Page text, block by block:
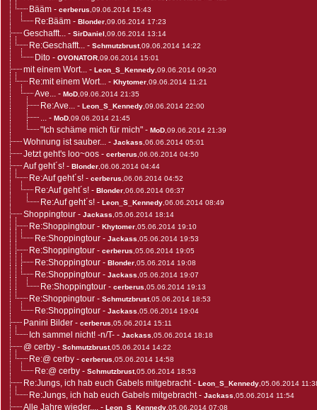
Bääm - cerberus ,09.06.2014 15:43
Re:Bääm - Blonder ,09.06.2014 17:23
Geschafft... - SirDaniel ,09.06.2014 13:14
Re:Geschafft... - Schmutzbrust,09.06.2014 14:22
Dito - OVONATOR ,09.06.2014 15:01
mit einem Wort... - Leon_S_Kennedy ,09.06.2014 09:20
Re:mit einem Wort... - Khytomer ,09.06.2014 11:21
Ave... - MoD ,09.06.2014 21:35
Re:Ave... - Leon_S_Kennedy ,09.06.2014 22:00
... - MoD ,09.06.2014 21:45
"Ich schäme mich für mich" - MoD ,09.06.2014 21:39
Wohnung ist sauber... - Jackass ,06.06.2014 05:01
Jetzt geht's loo~oos - cerberus ,06.06.2014 04:50
Auf geht´s! - Blonder ,06.06.2014 04:44
Re:Auf geht´s! - cerberus ,06.06.2014 04:52
Re:Auf geht´s! - Blonder ,06.06.2014 06:37
Re:Auf geht´s! - Leon_S_Kennedy ,06.06.2014 08:49
Shoppingtour - Jackass ,05.06.2014 18:14
Re:Shoppingtour - Khytomer ,05.06.2014 19:10
Re:Shoppingtour - Jackass ,05.06.2014 19:53
Re:Shoppingtour - cerberus ,05.06.2014 19:05
Re:Shoppingtour - Blonder ,05.06.2014 19:08
Re:Shoppingtour - Jackass ,05.06.2014 19:07
Re:Shoppingtour - cerberus ,05.06.2014 19:13
Re:Shoppingtour - Schmutzbrust,05.06.2014 18:53
Re:Shoppingtour - Jackass ,05.06.2014 19:04
Panini Bilder - cerberus ,05.06.2014 15:11
Ich sammel nicht! -n/T- - Jackass ,05.06.2014 18:18
@ cerby - Schmutzbrust,05.06.2014 14:22
Re:@ cerby - cerberus ,05.06.2014 14:58
Re:@ cerby - Schmutzbrust,05.06.2014 18:53
Re:Jungs, ich hab euch Gabels mitgebracht- Leon_S_Kennedy ,05.06.2014
Re:Jungs, ich hab euch Gabels mitgebracht- Jackass ,05.06.2014 11:54
Alle Jahre wieder.... - Leon_S_Kennedy ,05.06.2014 07:08